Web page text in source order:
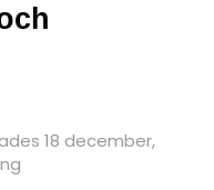
18 december,